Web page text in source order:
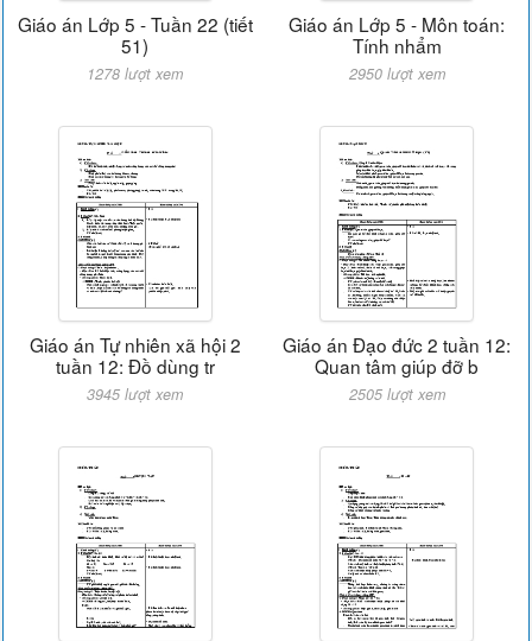
Giáo án Lớp 5 - Tuần 22 (tiết
51)
1278 lượt xem
Giáo án Lớp 5 - Môn toán:
Tính nhẩm
2950 lượt xem
Giáo án Tự nhiên xã hội 2
tuần 12: Đồ dùng tr
3945 lượt xem
Giáo án Đạo đức 2 tuần 12:
Quan tâm giúp đỡ b
2505 lượt xem